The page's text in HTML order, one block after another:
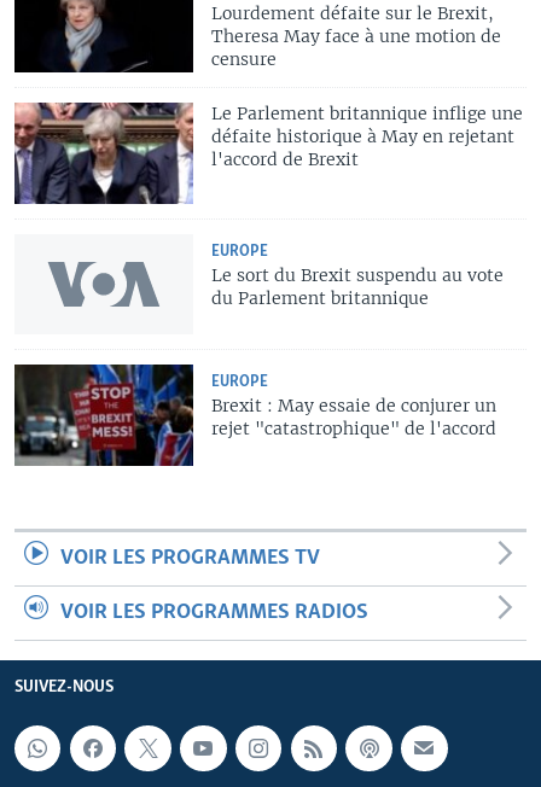
Lourdement défaite sur le Brexit,
Theresa May face à une motion de
censure
Le Parlement britannique inflige une
défaite historique à May en rejetant
l'accord de Brexit
EUROPE
Le sort du Brexit suspendu au vote
du Parlement britannique
EUROPE
Brexit : May essaie de conjurer un
rejet "catastrophique" de l'accord
VOIR LES PROGRAMMES TV
VOIR LES PROGRAMMES RADIOS
SUIVEZ-NOUS